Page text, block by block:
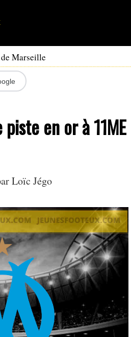
Marseille
en or à 11ME
Loïc Jégo